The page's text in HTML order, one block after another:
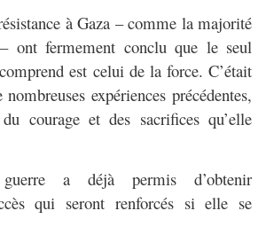
à Gaza – comme la majorité
ont fermement conclu que le seul
est celui de la force. C’était
expériences précédentes,
courage et des sacrifices qu’elle
a déjà permis d’obtenir
qui seront renforcés si elle se